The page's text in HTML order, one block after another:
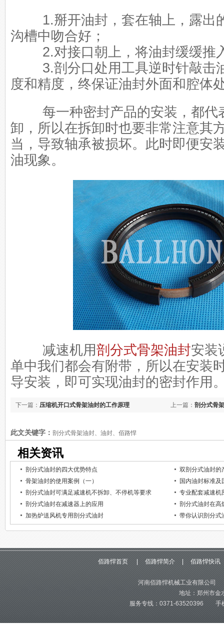
1.掰开油封，套在轴上，露出
沟槽中吻合好；
2.对接口朝上，将油封缓缓推
3.剖分口处用工具逆时针敲击
度和精度，终保证油封外面和腔体
每一种密封产品的安装，都代
卸，所以在拆卸时也要非常注意其
当，导致轴承被损坏。此时即便安
油现象。
减速机用剖分式骨架油封安装
单中我们都会有附带，所以在安装
导安装，即可实现油封的密封作用
上一篇： 剖分式骨
下一篇： 压缩机开口式骨架油封的工作原理
此文关键字： 剖分式骨架油封、油封、佰路悍
相关资讯
剖分式油封的四大优势特点
双剖分式油封的
骨架油封的使用案例（一）
国内油封标准及
剖分式油封可满足减速机不拆卸、不停机等要求
专业配套减速机
剖分式油封在减速器上的应用
剖分式油封在高
加热炉送风机专用剖分式油封
带你认识剖分
佰路悍首页 佰路悍简介 佰路悍快讯
河南佰路悍机械工业有限公
地址：郑州市
服务专线：0371-63520396 手